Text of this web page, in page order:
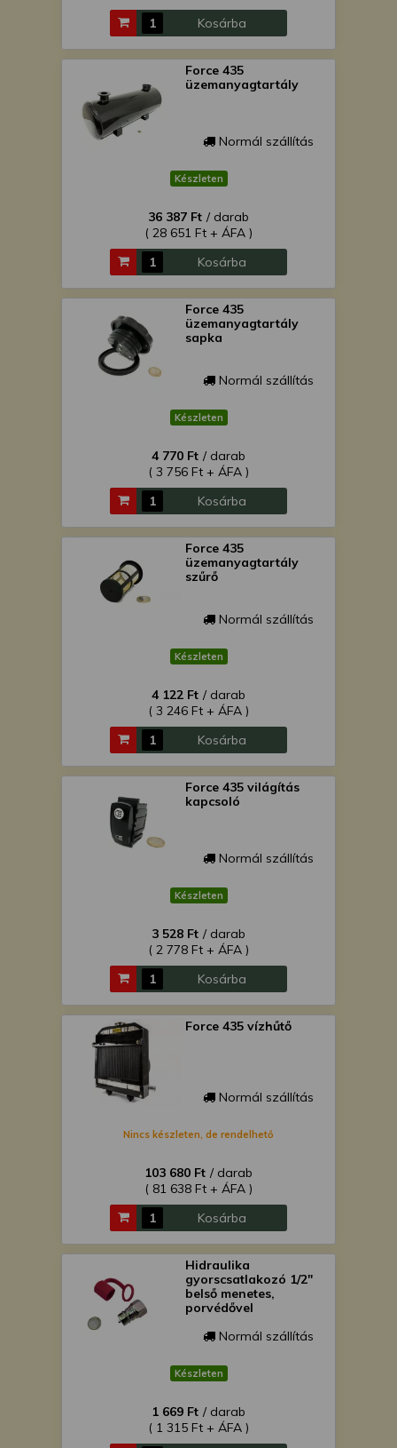
Kosárba
Force 435
üzemanyagtartály
Normál szállítás
Készleten
36 387 Ft / darab
( 28 651 Ft + ÁFA )
Kosárba
Force 435
üzemanyagtartály
sapka
Normál szállítás
Készleten
4 770 Ft / darab
( 3 756 Ft + ÁFA )
Kosárba
Force 435
üzemanyagtartály
szűrő
Normál szállítás
Készleten
4 122 Ft / darab
( 3 246 Ft + ÁFA )
Kosárba
Force 435 világítás
kapcsoló
Normál szállítás
Készleten
3 528 Ft / darab
( 2 778 Ft + ÁFA )
Kosárba
Force 435 vízhűtő
Normál szállítás
Nincs készleten, de rendelhető
103 680 Ft / darab
( 81 638 Ft + ÁFA )
Kosárba
Hidraulika
gyorscsatlakozó 1/2"
belső menetes,
porvédővel
Normál szállítás
Készleten
1 669 Ft / darab
( 1 315 Ft + ÁFA )